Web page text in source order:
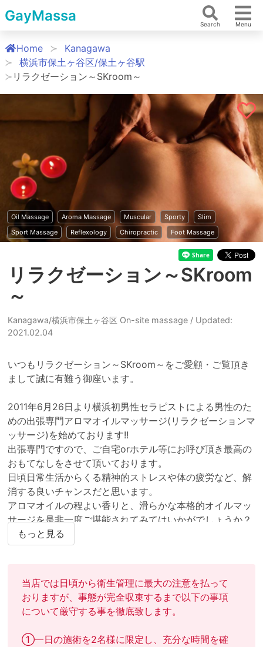
GayMassa
Search Menu
Home
Kanagawa
横浜市保土ヶ谷区/保土ヶ谷駅
リラクゼーション～SKroom～
Oil Massage Aroma Massage Muscular Sporty
Slim
Sport Massage
Reflexology Chiropractic Foot Massage
リラクゼーション～SKroom
～
Kanagawa/横浜市保土ヶ谷区 On-site massage / Updated:
2021.02.04
いつもリラクゼーション～SKroom～をご愛顧・ご覧頂き
まして誠に有難う御座います。
2011年6月26日より横浜初男性セラピストによる男性のた
めの出張専門アロマオイルマッサージ(リラクゼーションマ
ッサージ)を始めております!!
出張専門ですので、ご自宅orホテル等にお呼び頂き最高の
おもてなしをさせて頂いております。
日頃日常生活からくる精神的ストレスや体の疲労など、解
消する良いチャンスだと思います。
アロマオイルの程よい香りと、滑らかな本格的オイルマッ
サージを是非一度ご堪能されてみてはいかがでしょうか？
気軽にアロマオイルマッサージを受けてみたいと言う方は
もっと見る
当店では日頃から衛生管理に最大の注意を払って
おりますが、事態が完全収束するまで以下の事項
について厳守する事を徹底致します。
①一日の施術を2名様に限定し、充分な時間を確